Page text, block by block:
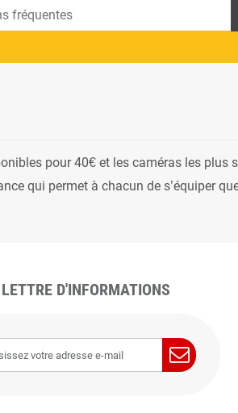
pour 40€ et les caméras les plus
qui permet à chacun de s’équiper
LETTRE D'INFORMATIONS